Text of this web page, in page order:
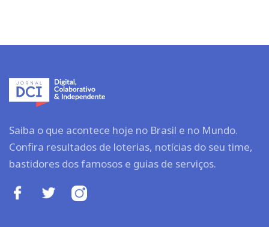
Saiba o que acontece hoje no Brasil e no Mundo.
Confira resultados de loterias, notícias do seu time,
bastidores dos famosos e guias de serviços.